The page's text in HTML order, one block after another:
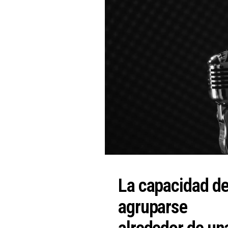
La capacidad
agruparse